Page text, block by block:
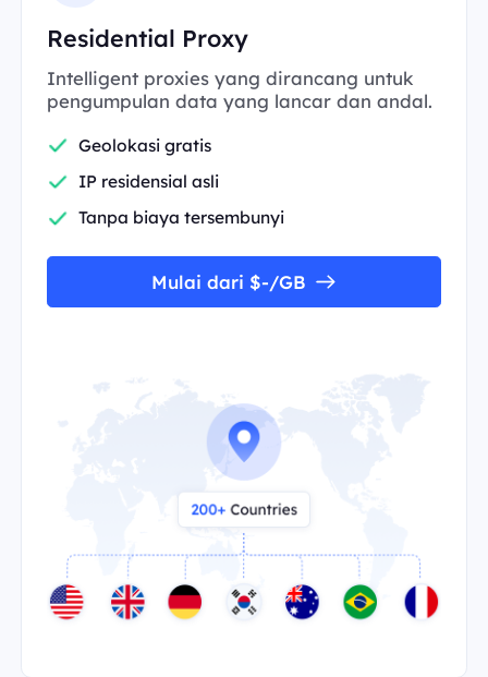
Residential Proxy
Intelligent proxies yang dirancang untuk
pengumpulan data yang lancar dan andal.
Geolokasi gratis
IP residensial asli
Tanpa biaya tersembunyi
Mulai dari $-/GB